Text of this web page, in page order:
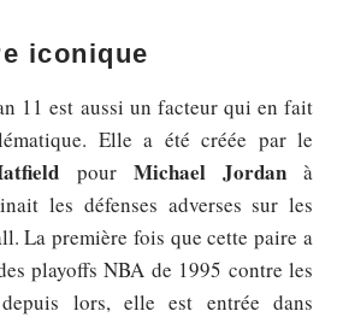
iconique
11 est aussi un facteur qui en fait
Elle a été créée par le
pour Michael Jordanà
les défenses adverses sur les
La première fois que cette paire a
playoffs NBA de 1995 contre les
lors, elle est entrée dans